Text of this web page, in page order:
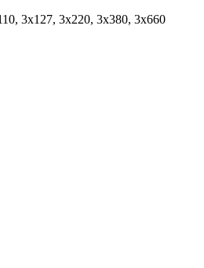
3x127, 3x220, 3x380, 3x660